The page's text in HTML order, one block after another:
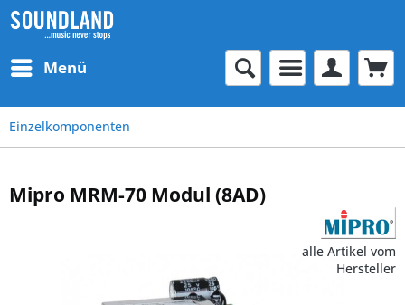
Menü
Einzelkomponenten
Mipro MRM-70 Modul (8AD)
alle Artikel vom
Hersteller